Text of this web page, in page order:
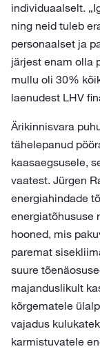
individuaalselt.
ning neid tuleb
personaalset ja
järjest enam olla
mullu oli 30%
laenudest LHV
Ärikinnisvara
tähelepanud
kaasaegsusele,
vaatest. Jürgen
energiahindade
energiatõhususe
hooned, mis
paremat
suure
majanduslikult
kõrgematele
vajadus
karmistuvatele